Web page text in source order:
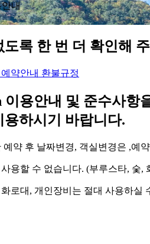
내
도록 한 번 더 확인해
예약안내 환불규정
이용안내 및 준수사항
용하시기 바랍니다.
약 후 날짜변경, 객실변경은 ,예
용할 수 없습니다. (부루스타, 숯,
로대, 개인장비는 절대 사용하실